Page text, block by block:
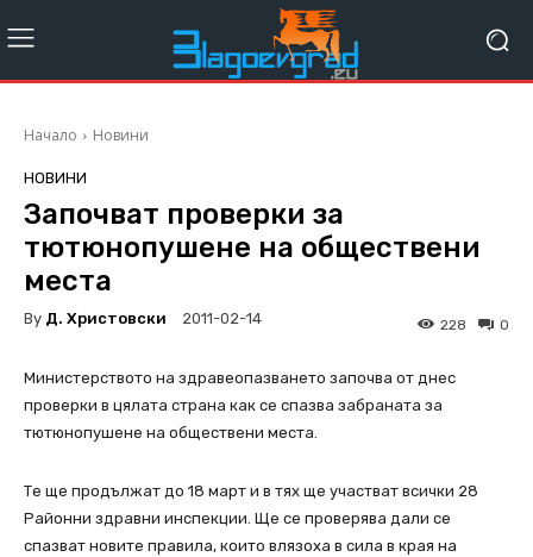
Начало Новини
НОВИНИ
Започват проверки за
тютюнопушене на обществени
места
By Д. Христовски 2011-02-14 0
228
Министерството на здравеопазването започва от днес
проверки в цялата страна как се спазва забраната за
тютюнопушене на обществени места.
Те ще продължат до 18 март и в тях ще участват всички 28
Районни здравни инспекции. Ще се проверява дали се
спазват новите правила, които влязоха в сила в края на